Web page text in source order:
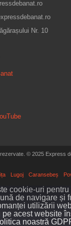
Nr. 10
© 2025 Express
Lugoj Caransebeș
cookie-uri pentru
de navigare și
utilizării
acest website
noastră